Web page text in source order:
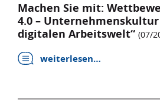
Machen Sie mit:
4.0 –
digitalen Arbeitswelt“ (07/
weiterlesen…